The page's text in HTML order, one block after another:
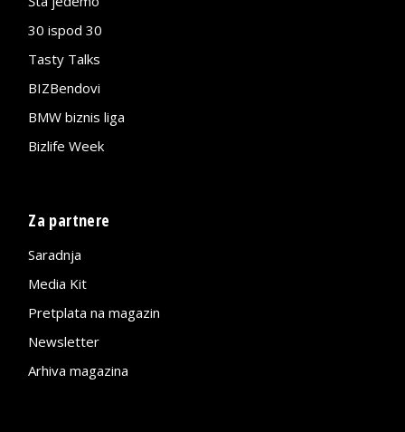
30 ispod 30
Tasty Talks
BIZBendovi
BMW biznis liga
Bizlife Week
Za partnere
Saradnja
Media Kit
Pretplata na magazin
Newsletter
Arhiva magazina